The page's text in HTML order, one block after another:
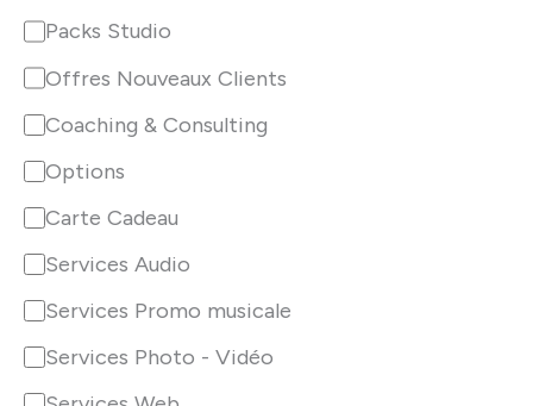
g
i
e
Packs Studio
Offres Nouveaux Clients
Coaching & Consulting
Options
Carte Cadeau
Services Audio
Services Promo musicale
Services Photo - Vidéo